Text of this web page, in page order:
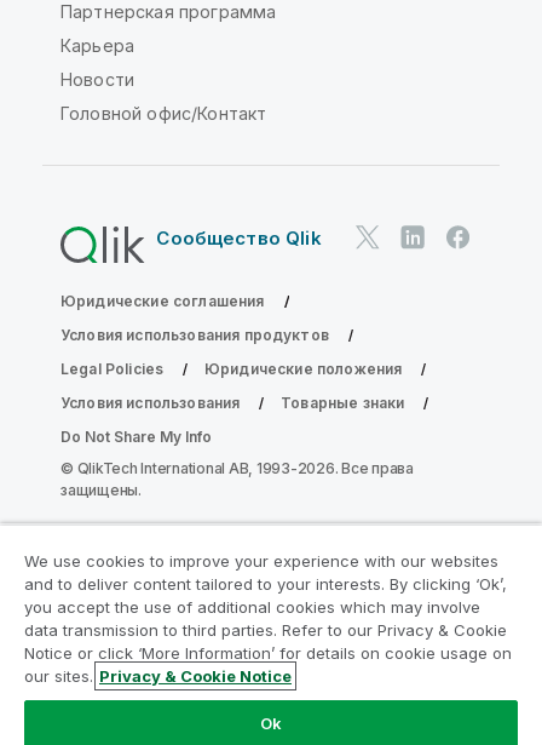
Партнерская программа
Карьера
Новости
Головной офис/Контакт
Сообщество Qlik
Юридические соглашения
Условия использования продуктов
Legal Policies
Юридические положения
Условия использования
Товарные знаки
Do Not Share My Info
© QlikTech International AB, 1993-2026. Все права
защищены.
Присоединяйтесь к программе
модернизации аналитики
Модернизируйте ваши важные приложения QlikView
без ущерба с помощью программы модернизации
Щелкните здесьдля получения
We use cookies to improve your experience with our websites
and to deliver content tailored to your interests. By clicking ‘Ok’,
you accept the use of additional cookies which may involve
data transmission to third parties. Refer to our Privacy & Cookie
Notice or click ‘More Information’ for details on cookie usage on
our sites. Privacy & Cookie Notice
Ok